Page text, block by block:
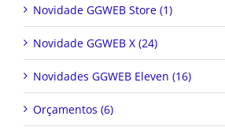
Novidade GGWEB Store (1)
Novidade GGWEB X (24)
Novidades GGWEB Eleven (16)
Orçamentos (6)